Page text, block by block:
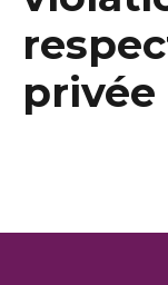
privée